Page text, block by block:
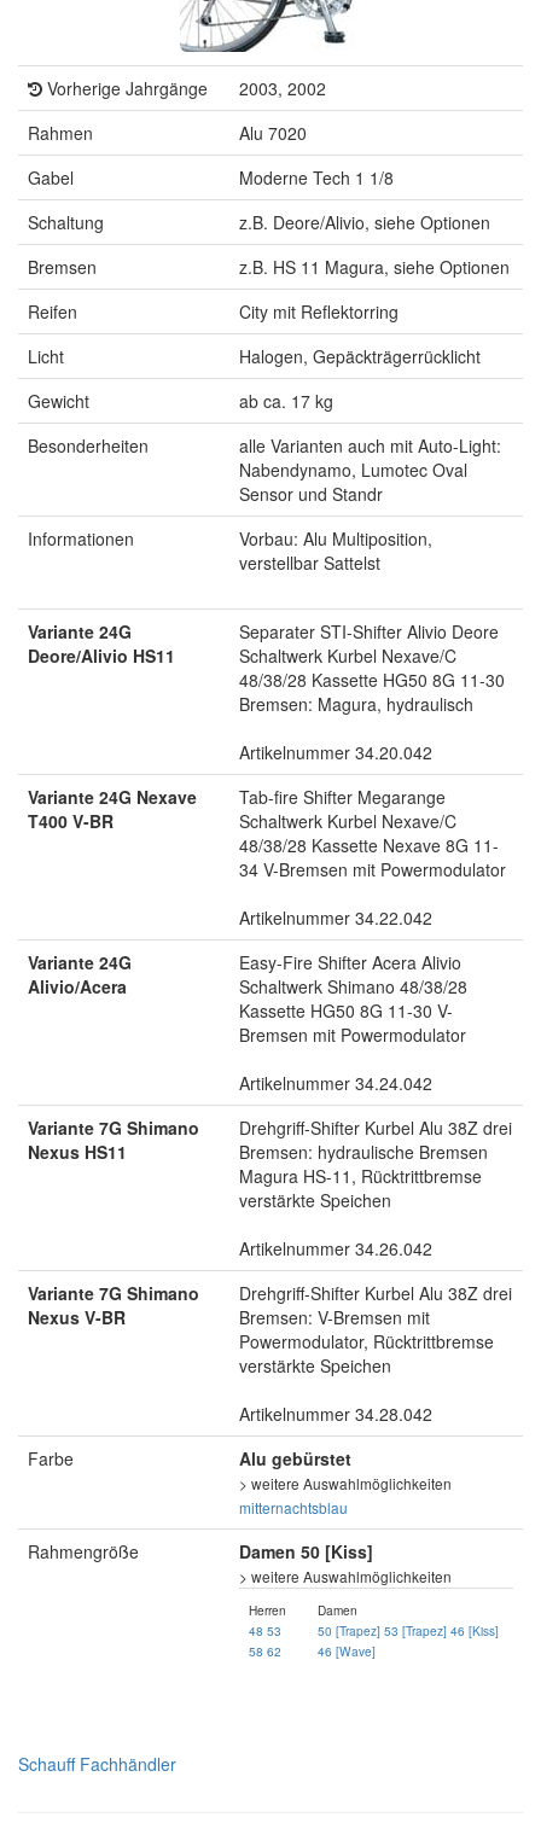
Vorherige Jahrgänge
2003, 2002
Rahmen
Alu 7020
Gabel
Moderne Tech 1 1/8
Schaltung
z.B. Deore/Alivio, siehe Optionen
Bremsen
z.B. HS 11 Magura, siehe Optionen
Reifen
City mit Reflektorring
Licht
Halogen, Gepäckträgerrücklicht
Gewicht
ab ca. 17 kg
Besonderheiten
alle Varianten auch mit Auto-Light:
Nabendynamo, Lumotec Oval
Sensor und Standr
Informationen
Vorbau: Alu Multiposition,
verstellbar Sattelst
Variante 24G
Deore/Alivio HS11
Separater STI-Shifter Alivio Deore
Schaltwerk Kurbel Nexave/C
48/38/28 Kassette HG50 8G 11-30
Bremsen: Magura, hydraulisch
Artikelnummer 34.20.042
Variante 24G Nexave
T400 V-BR
Tab-fire Shifter Megarange
Schaltwerk Kurbel Nexave/C
48/38/28 Kassette Nexave 8G 11-
34 V-Bremsen mit Powermodulator
Artikelnummer 34.22.042
Variante 24G
Alivio/Acera
Easy-Fire Shifter Acera Alivio
Schaltwerk Shimano 48/38/28
Kassette HG50 8G 11-30 V-
Bremsen mit Powermodulator
Artikelnummer 34.24.042
Variante 7G Shimano
Nexus HS11
Drehgriff-Shifter Kurbel Alu 38Z drei
Bremsen: hydraulische Bremsen
Magura HS-11, Rücktrittbremse
verstärkte Speichen
Artikelnummer 34.26.042
Variante 7G Shimano
Nexus V-BR
Drehgriff-Shifter Kurbel Alu 38Z drei
Bremsen: V-Bremsen mit
Powermodulator, Rücktrittbremse
verstärkte Speichen
Artikelnummer 34.28.042
Farbe
Alu gebürstet
> weitere Auswahlmöglichkeiten
mitternachtsblau
Rahmengröße Damen 50 [Kiss]
> weitere Auswahlmöglichkeiten
Herren
48 53
58 62
Damen
50 [Trapez] 53 [Trapez] 46 [Kiss]
46 [Wave]
Schauff Fachhändler